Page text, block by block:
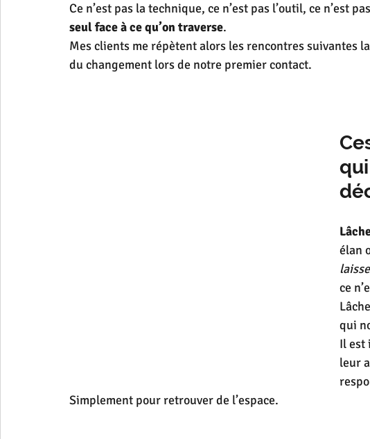
Ce n’est pas la technique, ce n’est pas l’outil, ce n’est
seul face à ce qu’on traverse.
Mes clients me répètent alors les rencontres suivantes
du changement lors de notre premier contact.
élan
ce
qui
Il est
leur
Simplement pour retrouver de l’espace.